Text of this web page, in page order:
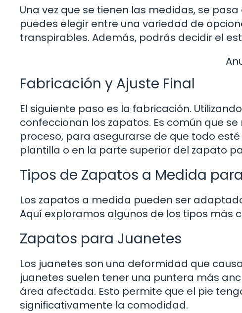
Una vez que se tienen las medidas, se
puedes elegir entre una variedad de
transpirables. Además, podrás decidir el
Fabricación y Ajuste Final
El siguiente paso es la fabricación.
confeccionan los zapatos. Es común que
proceso, para asegurarse de que todo
plantilla o en la parte superior del zapato
Tipos de Zapatos a Medida
Los zapatos a medida pueden ser
Aquí exploramos algunos de los tipos más
Zapatos para Juanetes
Los juanetes son una deformidad que
juanetes suelen tener una puntera más
área afectada. Esto permite que el pie
significativamente la comodidad.